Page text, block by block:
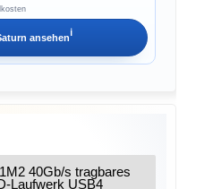
ansehenℹ︎